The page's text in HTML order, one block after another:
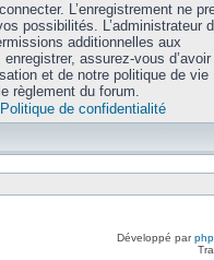
L’enregistrement ne
possibilités. L’administrateur
additionnelles aux
assurez-vous
et de notre politique de vie
règlement du forum.
Politique de confidentialité
Développé par